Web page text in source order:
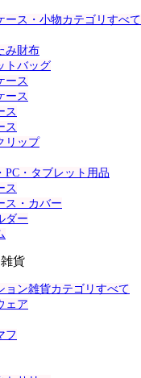
ース・小物カテゴリすべて
み財布
トバッグ
ース
ース
ス
ス
リップ
PC・タブレット用品
ス
ス・カバー
ダー
貨
ョン雑貨カテゴリすべて
ェア
フ